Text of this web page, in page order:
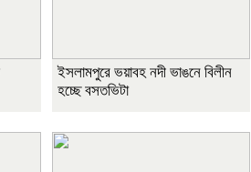
ইসলামপুরে ভয়াবহ নদী ভাঙনে বিলীন
হচ্ছে বসতভিটা